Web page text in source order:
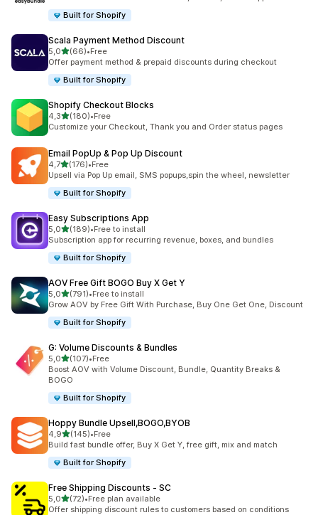
Built for Shopify
Scala Payment Method Discount
5,0z 5 hvězd
(66)
Celkový počet recenzí: 66
•Free
Offer payment method & prepaid discounts during checkout
Built for Shopify
Shopify Checkout Blocks
4,3z 5 hvězd
(180)
Celkový počet recenzí: 180
•Free
Customize your Checkout, Thank you and Order status pages
Email PopUp & Pop Up Discount
4,7z 5 hvězd
(176)
Celkový počet recenzí: 176
•Free
Upsell via Pop Up email, SMS popups,spin the wheel, newsletter
Built for Shopify
Easy Subscriptions App
5,0z 5 hvězd
(189)
Celkový počet recenzí: 189
•Free to install
Subscription app for recurring revenue, boxes, and bundles
Built for Shopify
AOV Free Gift BOGO Buy X Get Y
5,0z 5 hvězd
(791)
Celkový počet recenzí: 791
•Free to install
Grow AOV by Free Gift With Purchase, Buy One Get One, Discount
Built for Shopify
G: Volume Discounts & Bundles
5,0z 5 hvězd
(107)
Celkový počet recenzí: 107
•Free
Boost AOV with Volume Discount, Bundle, Quantity Breaks &
BOGO
Built for Shopify
Hoppy Bundle Upsell,BOGO,BYOB
4,9z 5 hvězd
(145)
Celkový počet recenzí: 145
•Free
Build fast bundle offer, Buy X Get Y, free gift, mix and match
Built for Shopify
Free Shipping Discounts ‑ SC
5,0z 5 hvězd
(72)
Celkový počet recenzí: 72
•Free plan available
Offer shipping discount rules to customers based on conditions